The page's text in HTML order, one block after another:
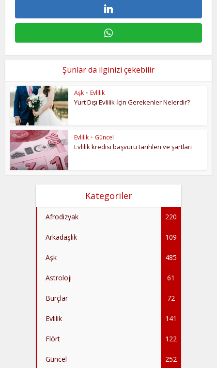
Şunlar da ilginizi çekebilir
Aşk • Evlilik
Yurt Dışı Evlilik İçin Gerekenler Nelerdir?
Evlilik • Güncel
Evlilik kredisi başvuru tarihleri ve şartları
Kategoriler
Afrodizyak 220
Arkadaşlık 109
Aşk 485
Astroloji 61
Burçlar 72
Evlilik 141
Flört 122
Güncel 252